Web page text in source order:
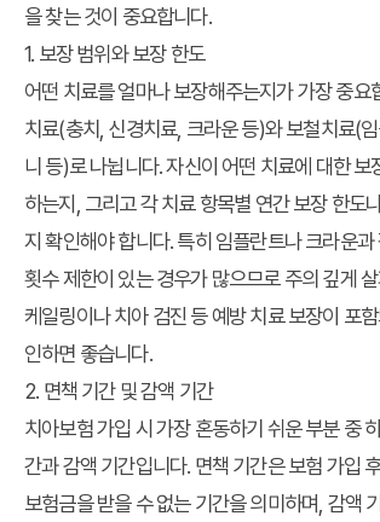
을 찾는 것이 중요합니다.
1. 보장 범위와 보장 한도
어떤 치료를 얼마나 보장해주는지가 가장 중요
치료(충치, 신경치료, 크라운 등)와 보철치료(
니 등)로 나뉩니다. 자신이 어떤 치료에 대한 보
하는지, 그리고 각 치료 항목별 연간 보장 한도
지 확인해야 합니다. 특히 임플란트나 크라운
횟수 제한이 있는 경우가 많으므로 주의 깊게
케일링이나 치아 검진 등 예방 치료 보장이 포
인하면 좋습니다.
2. 면책 기간 및 감액 기간
치아보험 가입 시 가장 혼동하기 쉬운 부분 중
간과 감액 기간입니다. 면책 기간은 보험 가입
보험금을 받을 수 없는 기간을 의미하며, 감액